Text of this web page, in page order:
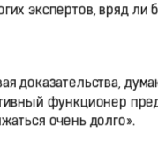
экспертов, вряд ли
доказательства,
функционер
очень долго».